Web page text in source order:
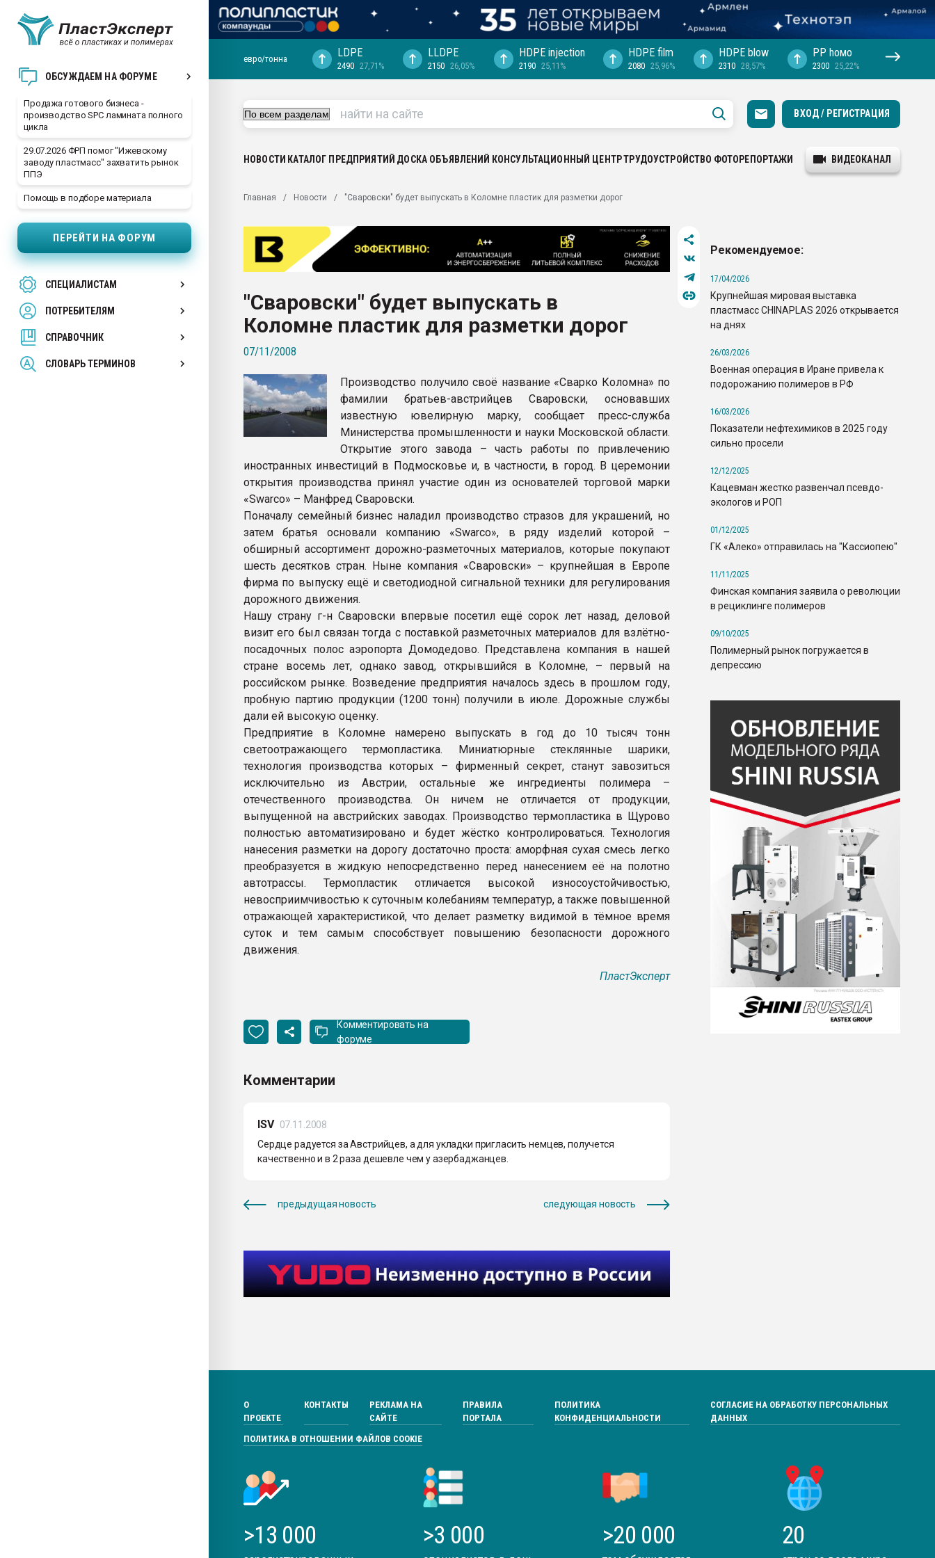
ОБСУЖДАЕМ НА ФОРУМЕ
Продажа готового бизнеса -
производство SPC ламината полного
цикла
29.07.2026 ФРП помог "Ижевскому
заводу пластмасс" захватить рынок
ППЭ
Помощь в подборе материала
ПЕРЕЙТИ НА ФОРУМ
СПЕЦИАЛИСТАМ
ПОТРЕБИТЕЛЯМ
СПРАВОЧНИК
СЛОВАРЬ ТЕРМИНОВ
28.07.2026 "Технониколь" довольна
Всё, что касается выдува ПЭТ
Материал поверхности пуансона для
Продам отходы Композиция
поликарбоната и АБС-пластика
Armaloy PC/ABS-1IM черный цвет
Профильная литература. Продажа,
покупка, обмен
евро/тонна LDPE
2490 27,71%
LLDPE
2150 26,05%
HDPE injection
2190 25,11%
HDPE film
2080 25,96%
HDPE blow
2310 28,57%
PP hомо
2300 25,22%
ВХОД / РЕГИСТРАЦИЯ
НОВОСТИ КАТАЛОГ ПРЕДПРИЯТИЙ ДОСКА ОБЪЯВЛЕНИЙ КОНСУЛЬТАЦИОННЫЙ ЦЕНТРТРУДОУСТРОЙСТВО ФОТОРЕПОРТАЖИ ВИДЕОКАНАЛ
Главная Новости "Сваровски" будет выпускать в Коломне пластик для разметки дорог
"Сваровски" будет выпускать в
Коломне пластик для разметки дорог
07/11/2008
Производство получило своё название «Сварко Коломна» по
фамилии братьев-австрийцев Сваровски, основавших
известную ювелирную марку, сообщает пресс-служба
Министерства промышленности и науки Московской области.
Открытие этого завода – часть работы по привлечению
иностранных инвестиций в Подмосковье и, в частности, в город. В церемонии
открытия производства принял участие один из основателей торговой марки
«Swarco» – Манфред Сваровски.
Поначалу семейный бизнес наладил производство стразов для украшений, но
затем братья основали компанию «Swarco», в ряду изделий которой –
обширный ассортимент дорожно-разметочных материалов, которые покупают
шесть десятков стран. Ныне компания «Сваровски» – крупнейшая в Европе
фирма по выпуску ещё и светодиодной сигнальной техники для регулирования
дорожного движения.
Нашу страну г-н Сваровски впервые посетил ещё сорок лет назад, деловой
визит его был связан тогда с поставкой разметочных материалов для взлётно-
посадочных полос аэропорта Домодедово. Представлена компания в нашей
стране восемь лет, однако завод, открывшийся в Коломне, – первый на
российском рынке. Возведение предприятия началось здесь в прошлом году,
пробную партию продукции (1200 тонн) получили в июле. Дорожные службы
дали ей высокую оценку.
Предприятие в Коломне намерено выпускать в год до 10 тысяч тонн
светоотражающего термопластика. Миниатюрные стеклянные шарики,
технология производства которых – фирменный секрет, станут завозиться
исключительно из Австрии, остальные же ингредиенты полимера –
отечественного производства. Он ничем не отличается от продукции,
выпущенной на австрийских заводах. Производство термопластика в Щурово
полностью автоматизировано и будет жёстко контролироваться. Технология
нанесения разметки на дорогу достаточно проста: аморфная сухая смесь легко
преобразуется в жидкую непосредственно перед нанесением её на полотно
автотрассы. Термопластик отличается высокой износоустойчивостью,
невосприимчивостью к суточным колебаниям температур, а также повышенной
отражающей характеристикой, что делает разметку видимой в тёмное время
суток и тем самым способствует повышению безопасности дорожного
движения.
ПластЭксперт
Комментировать на
форуме
Комментарии
ISV 07.11.2008
Сердце радуется за Австрийцев, а для укладки пригласить немцев, получется
качественно и в 2 раза дешевле чем у азербаджанцев.
предыдущая новость следующая новость
Рекомендуемое:
17/04/2026
Крупнейшая мировая выставка
пластмасс CHINAPLAS 2026 открывается
на днях
26/03/2026
Военная операция в Иране привела к
подорожанию полимеров в РФ
16/03/2026
Показатели нефтехимиков в 2025 году
сильно просели
12/12/2025
Кацевман жестко развенчал псевдо-
экологов и РОП
01/12/2025
ГК «Алеко» отправилась на "Кассиопею"
11/11/2025
Финская компания заявила о революции
в рециклинге полимеров
09/10/2025
Полимерный рынок погружается в
депрессию
О
ПРОЕКТЕ
КОНТАКТЫ
РЕКЛАМА НА
САЙТЕ
ПРАВИЛА
ПОРТАЛА
ПОЛИТИКА
КОНФИДЕНЦИАЛЬНОСТИ
СОГЛАСИЕ НА ОБРАБОТКУ ПЕРСОНАЛЬНЫХ
ДАННЫХ
ПОЛИТИКА В ОТНОШЕНИИ ФАЙЛОВ COOKIE
>13 000 >3 000 >20 000 20